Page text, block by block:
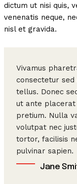
dictum ut nisi quis,
venenatis neque,
nisl et gravida.
Vivamus
consectetur sed
tellus. Donec
ut ante placerat
pretium. Nulla
volutpat nec
tortor, facilisis
pulvinar sapien.
Jane